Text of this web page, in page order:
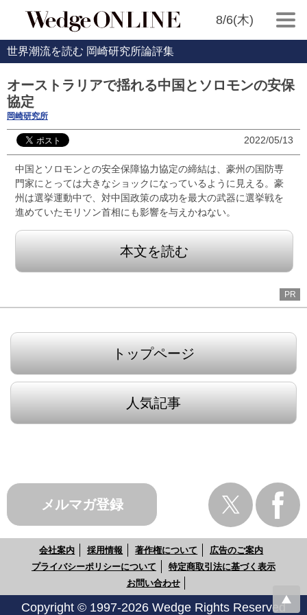
8/6(木)
世界潮流を読む 岡崎研究所論評集
オーストラリアで揺れる中国とソロモンの安保
協定
岡崎研究所
2022/05/13
中国とソロモンとの安全保障協力協定の締結は、豪州の国防専
門家にとっては大きなショックになっているように見える。豪
州は選挙運動中で、対中国政策の成功を最大の武器に選挙戦を
進めていたモリソン首相にも影響を与えかねない。
本文を読む
PR
トップページ
人気記事
メルマガ登録
会社案内 採用情報 著作権について
広告のご案内
プライバシーポリシーについて
特定商取引法に基づく表示
お問い合わせ
Copyright © 1997-2026 Wedge Rights Reserved